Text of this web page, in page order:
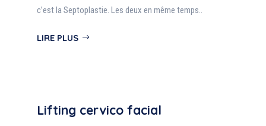
c’est la Septoplastie. Les deux en même temps..
LIRE PLUS
Lifting cervico facial